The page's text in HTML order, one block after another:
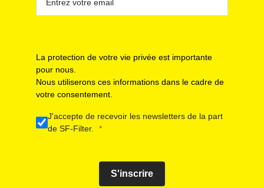
La protection de votre vie privée est importante
pour nous.
Nous utiliserons ces informations dans le cadre de
votre consentement.
J'accepte de recevoir les newsletters de la part
de SF-Filter.
S'inscrire